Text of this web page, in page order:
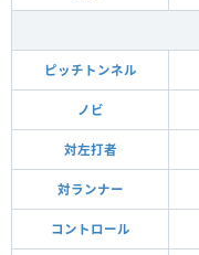
ピッチトンネル
ノビ
対左打者
対ランナー
コントロール